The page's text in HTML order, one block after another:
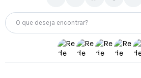
O que deseja encontrar?